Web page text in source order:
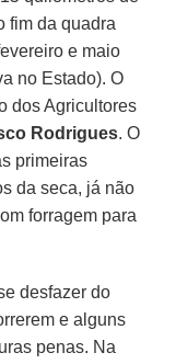
fim da quadra
e maio
no Estado). O
dos Agricultores
Rodrigues. O
primeiras
da seca, já não
forragem para
desfazer do
e alguns
penas. Na